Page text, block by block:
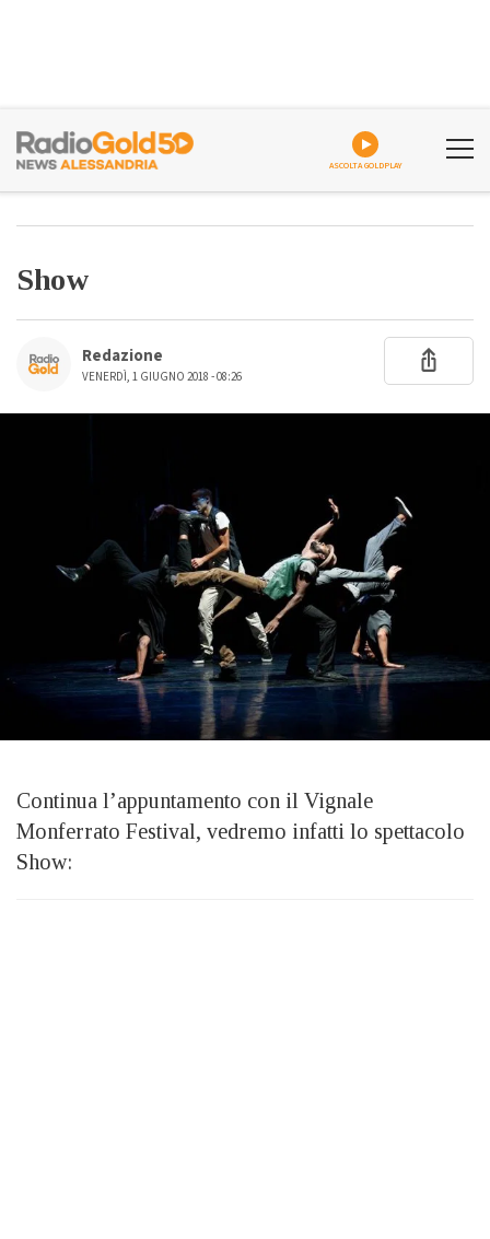
ASCOLTA GOLDPLAY
Show
Redazione
VENERDÌ, 1 GIUGNO 2018 - 08:26
Continua l’appuntamento con il Vignale
Monferrato Festival, vedremo infatti lo spettacolo
Show: